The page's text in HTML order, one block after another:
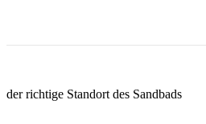
der richtige Standort des Sandbads